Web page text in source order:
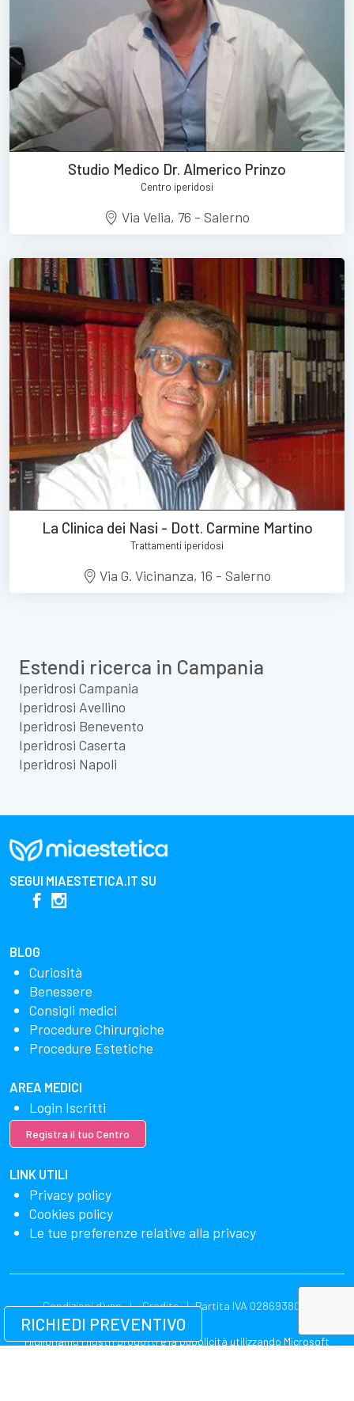
Studio Medico Dr. Almerico Prinzo
Centro iperidosi
Via Velia, 76 - Salerno
La Clinica dei Nasi - Dott. Carmine Martino
Trattamenti iperidosi
Via G. Vicinanza, 16 - Salerno
Estendi ricerca in Campania
Iperidrosi Campania
Iperidrosi Avellino
Iperidrosi Benevento
Iperidrosi Caserta
Iperidrosi Napoli
SEGUI MIAESTETICA.IT SU
BLOG
Curiosità
Benessere
Consigli medici
Procedure Chirurgiche
Procedure Estetiche
AREA MEDICI
Login Iscritti
Registra il tuo Centro
LINK UTILI
Privacy policy
Cookies policy
Le tue preferenze relative alla privacy
Condizioni d'uso Credits Partita IVA 02869380549
Miglioriamo i nostri prodotti e la pubblicità utilizzando Microsoft
RICHIEDI PREVENTIVO